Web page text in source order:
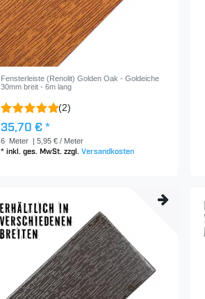
Fensterleiste (Renolit) Golden Oak - Goldeiche
30mm breit - 6m lang
(2)
35,70 € *
6 Meter | 5,95 € / Meter
* inkl. ges. MwSt.zzgl. Versandkosten